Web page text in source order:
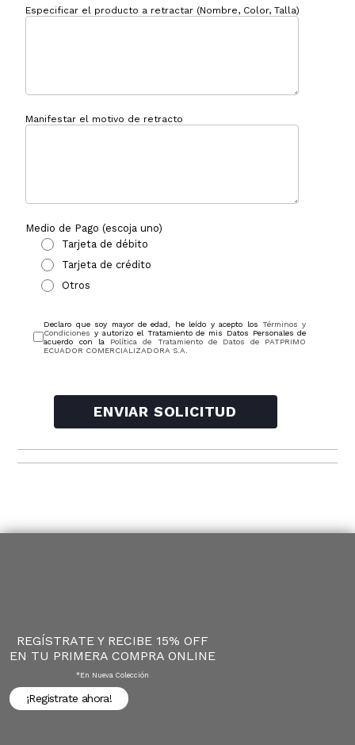
Especificar el producto a retractar (Nombre, Color, Talla)
Manifestar el motivo de retracto
Medio de Pago (escoja uno)
Tarjeta de débito
Tarjeta de crédito
Otros
Declaro que soy mayor de edad, he leído y acepto los Términos y
Condiciones y autorizo el Tratamiento de mis Datos Personales de
acuerdo con la
Política de Tratamiento de Datos de PATPRIMO
ECUADOR COMERCIALIZADORA S.A.
ENVIAR SOLICITUD
REGÍSTRATE Y RECIBE 15% OFF
EN TU PRIMERA COMPRA ONLINE
*en Nueva Colección
¡Registrate ahora!